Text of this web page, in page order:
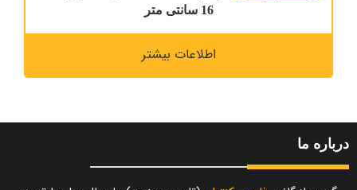
16 سانتی متر
اطلاعات بیشتر
درباره ما